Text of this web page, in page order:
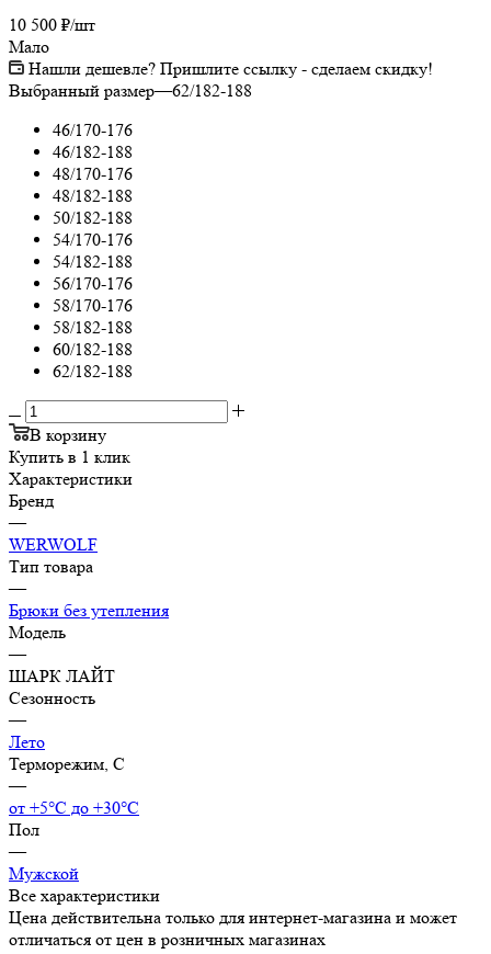
10 500 ₽/шт
Мало
Нашли дешевле? Пришлите ссылку - сделаем скидку!
Выбранный размер—62/182-188
46/170-176
46/182-188
48/170-176
48/182-188
50/182-188
54/170-176
54/182-188
56/170-176
58/170-176
58/182-188
60/182-188
62/182-188
В корзину
Купить в 1 клик
Характеристики
Бренд
—
WERWOLF
Тип товара
—
Брюки без утепления
Модель
—
ШАРК ЛАЙТ
Сезонность
—
Лето
Терморежим, C
—
от +5°С до +30°С
Пол
—
Мужской
Все характеристики
Цена действительна только для интернет-магазина и может
отличаться от цен в розничных магазинах